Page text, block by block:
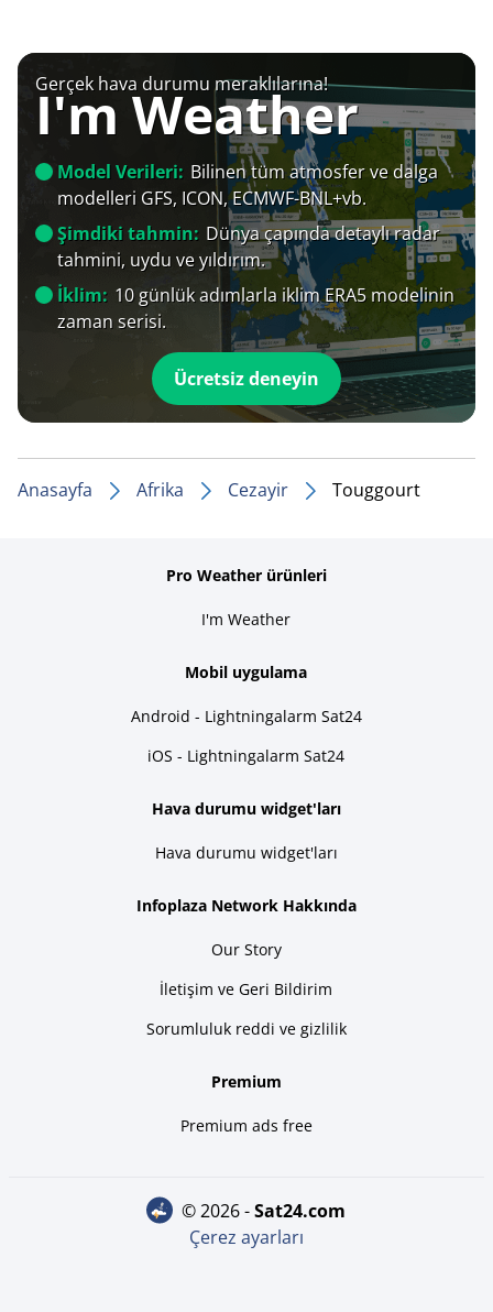
Gerçek hava durumu meraklılarına!
I'm Weather
Model Verileri: Bilinen tüm atmosfer ve dalga
modelleri GFS, ICON, ECMWF-BNL+vb.
Şimdiki tahmin: Dünya çapında detaylı radar
tahmini, uydu ve yıldırım.
İklim: 10 günlük adımlarla iklim ERA5 modelinin
zaman serisi.
Ücretsiz deneyin
Anasayfa Afrika Cezayir Touggourt
Pro Weather ürünleri
I'm Weather
Mobil uygulama
Android - Lightningalarm Sat24
iOS - Lightningalarm Sat24
Hava durumu widget'ları
Hava durumu widget'ları
Infoplaza Network Hakkında
Our Story
İletişim ve Geri Bildirim
Sorumluluk reddi ve gizlilik
Premium
Premium ads free
© 2026 - sat24.com
Çerez ayarları